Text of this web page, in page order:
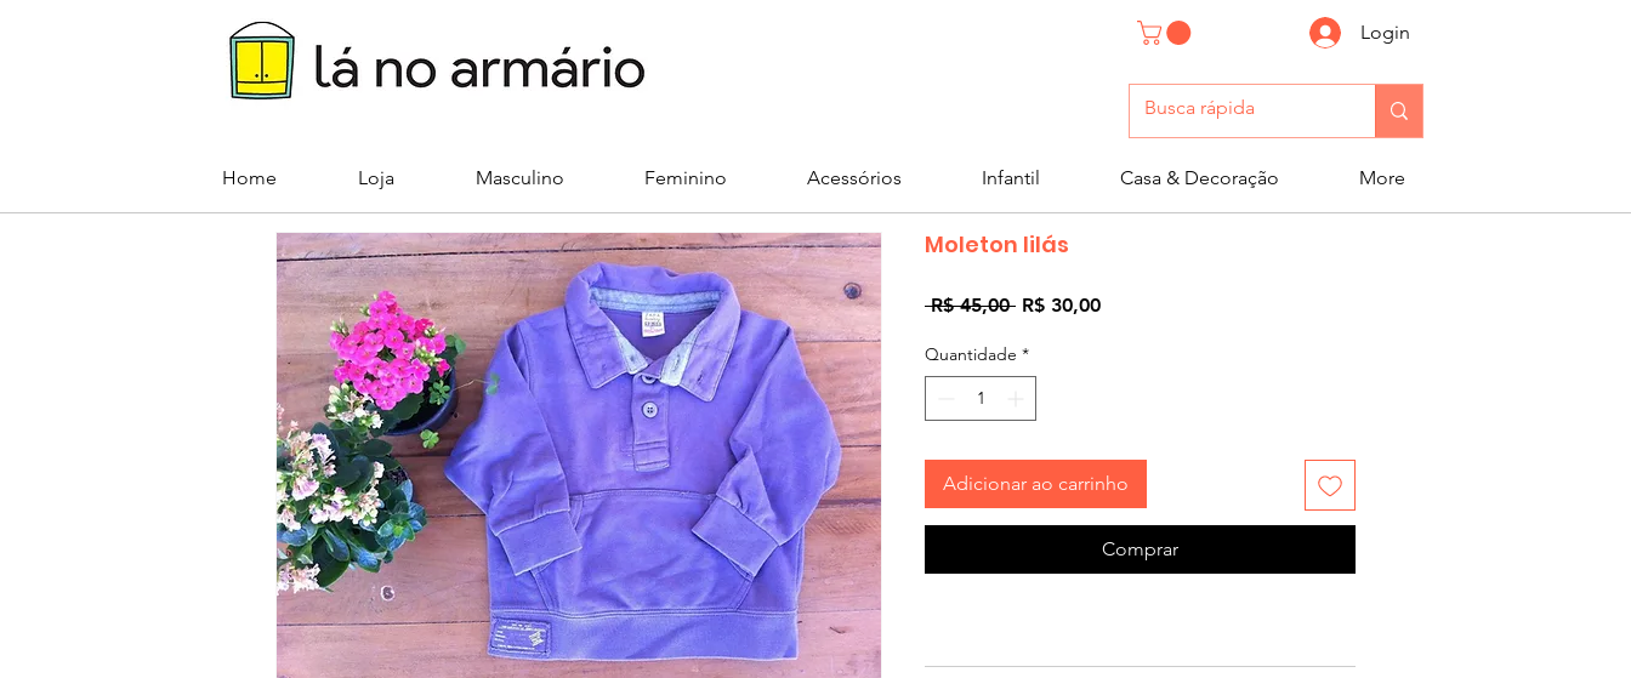
Login
Home Loja Masculino Feminino Acessórios Infantil Casa & Decoração More
Moleton lilás
R$ 45,00 Preço
R$ 30,00Preço
Quantidade *
Adicionar ao carrinho
Comprar